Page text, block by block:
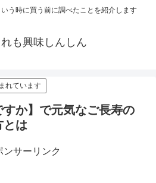
う時に買う前に調べたことを紹介します
も興味しんしん
れています
すか】で元気なご長寿の
とは
ンサーリンク